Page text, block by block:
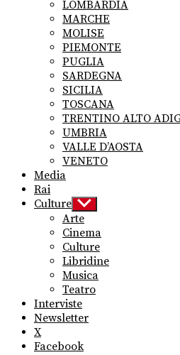
LOMBARDIA
MARCHE
MOLISE
PIEMONTE
PUGLIA
SARDEGNA
SICILIA
TOSCANA
TRENTINO ALTO
UMBRIA
VALLE D’AOSTA
VENETO
Media
Rai
Culture Show
sub
menu
Arte
Cinema
Culture
Libridine
Musica
Teatro
Interviste
Newsletter
X
Facebook